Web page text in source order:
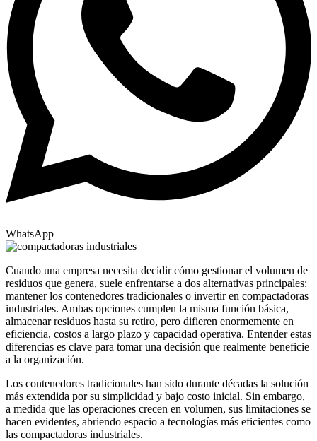
WhatsApp
Cuando una empresa necesita decidir cómo gestionar el volumen de
residuos que genera, suele enfrentarse a dos alternativas principales:
mantener los contenedores tradicionales o invertir en compactadoras
industriales. Ambas opciones cumplen la misma función básica,
almacenar residuos hasta su retiro, pero difieren enormemente en
eficiencia, costos a largo plazo y capacidad operativa. Entender estas
diferencias es clave para tomar una decisión que realmente beneficie
a la organización.
Los contenedores tradicionales han sido durante décadas la solución
más extendida por su simplicidad y bajo costo inicial. Sin embargo,
a medida que las operaciones crecen en volumen, sus limitaciones se
hacen evidentes, abriendo espacio a tecnologías más eficientes como
las compactadoras industriales.